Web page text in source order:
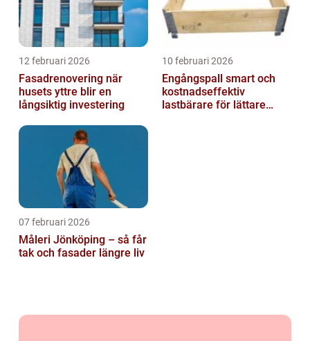
12 februari 2026
Fasadrenovering när
husets yttre blir en
långsiktig investering
10 februari 2026
Engångspall smart och
kostnadseffektiv
lastbärare för lättare
07 februari 2026
Måleri Jönköping – så får
tak och fasader längre liv